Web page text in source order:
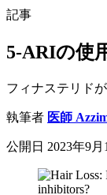
記事
5-ARIの使
フィナステリド
執筆者 医師
公開日 2023年9月